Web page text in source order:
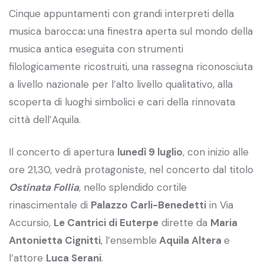
Cinque appuntamenti con grandi interpreti della
musica barocca:una finestra aperta sul mondo della
musica antica eseguita con strumenti
filologicamente ricostruiti, una rassegna riconosciuta
a livello nazionale per l’alto livello qualitativo, alla
scoperta di luoghi simbolici e cari della rinnovata
città dell’Aquila.
Il concerto di apertura lunedì 9 luglio, con inizio alle
ore 21,30, vedrà protagoniste, nel concerto dal titolo
Ostinata Follia, nello splendido cortile
rinascimentale di Palazzo Carli-Benedetti in Via
Accursio, Le Cantrici di Euterpe dirette da Maria
Antonietta Cignitti, l’ensemble Aquila Altera e
l’attore Luca Serani.